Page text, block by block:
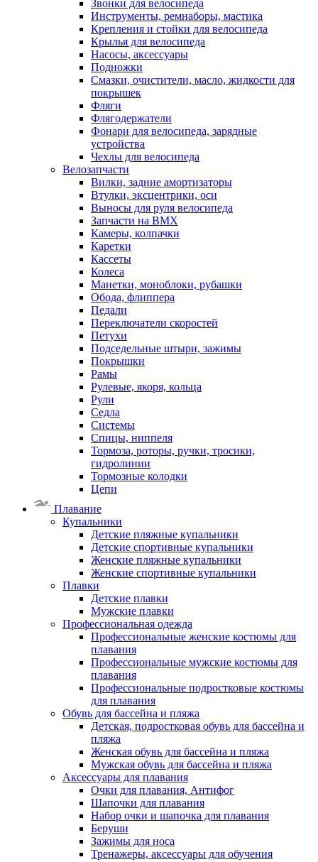
Звонки для велосипеда
Инструменты, ремнаборы, мастика
Крепления и стойки для велосипеда
Крылья для велосипеда
Насосы, аксессуары
Подножки
Смазки, очистители, масло, жидкости для
покрышек
Фляги
Флягодержатели
Фонари для велосипеда, зарядные
устройства
Чехлы для велосипеда
Велозапчасти
Вилки, задние амортизаторы
Втулки, эксцентрики, оси
Выносы для руля велосипеда
Запчасти на BMX
Камеры, колпачки
Каретки
Кассеты
Колеса
Манетки, моноблоки, рубашки
Обода, флиппера
Педали
Переключатели скоростей
Петухи
Подседельные штыри, зажимы
Покрышки
Рамы
Рулевые, якоря, кольца
Рули
Седла
Системы
Спицы, ниппеля
Тормоза, роторы, ручки, тросики,
гидролинии
Тормозные колодки
Цепи
Плавание
Купальники
Детские пляжные купальники
Детские спортивные купальники
Женские пляжные купальники
Женские спортивные купальники
Плавки
Детские плавки
Мужские плавки
Профессиональная одежда
Профессиональные женские костюмы для
плавания
Профессиональные мужские костюмы для
плавания
Профессиональные подростковые костюмы
для плавания
Обувь для бассейна и пляжа
Детская, подростковая обувь для бассейна и
пляжа
Женская обувь для бассейна и пляжа
Мужская обувь для бассейна и пляжа
Аксессуары для плавания
Очки для плавания, Антифог
Шапочки для плавания
Набор очки и шапочка для плавания
Беруши
Зажимы для носа
Тренажеры, аксессуары для обучения